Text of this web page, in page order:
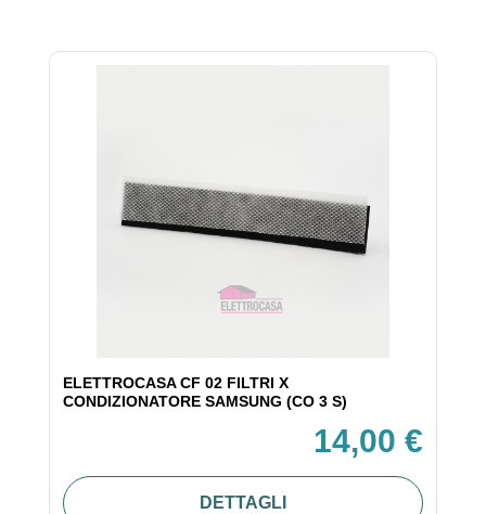
ELETTROCASA CF 02 FILTRI X
CONDIZIONATORE SAMSUNG (CO 3 S)
14,00 €
DETTAGLI